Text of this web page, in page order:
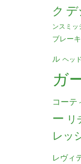
ク デ
ンスミッ
ブレーキ
ル ヘッ
ガ
コーテ
ー リ
レッ
レヴィ